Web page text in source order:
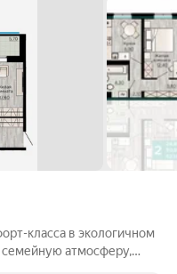
класса в экологичном
семейную атмосферу,